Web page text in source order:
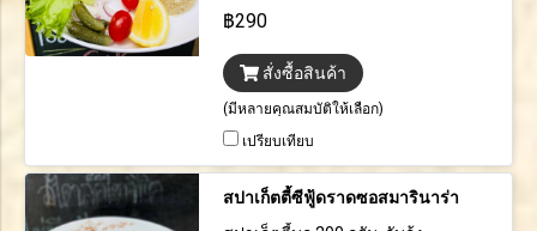
เลือก
฿290
สั่งซื้อสินค้า
(มีหลายคุณสมบัติให้เลือก)
เปรียบเทียบ
สปาเก็ตตี้ซีฟู้ดราดซอสมารินาร่า